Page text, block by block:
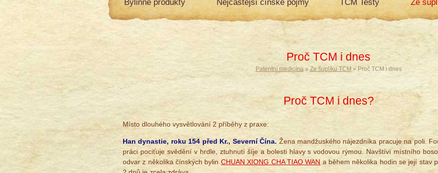
Bylinné produkty Nejčastější čínské pojmy TCM Testy Ze
Proč TCM i dnes
Patentní medicína » Ze šuplíku TCM » Proč TCM i dnes
Proč TCM i dnes?
Místo dlouhého vysvětlování 2 příběhy z praxe:
Han dynastie, roku 154 před Kr., Severní Čína. Žena mandžuského nájezdníka pracuje na poli.
práci pociťuje svědění v hrdle, ztuhnutí šíje a bolesti hlavy s vodovou rýmou. Navštíví místního
odvar z několika čínských bylin CHUAN XIONG CHA TIAO WAN a během několika hodin se její stav